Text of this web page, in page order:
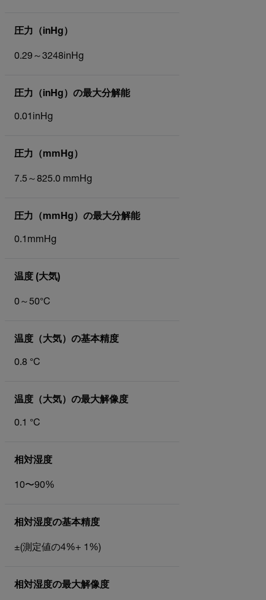
圧力（inHg）
0.29～3248inHg
圧力（inHg）の最大分解能
0.01inHg
圧力（mmHg）
7.5～825.0 mmHg
圧力（mmHg）の最大分解能
0.1mmHg
温度 (大気)
0～50°C
温度（大気）の基本精度
0.8 °C
温度（大気）の最大解像度
0.1 °C
相対湿度
10〜90%
相対湿度の基本精度
±(測定値の4%+ 1%)
相対湿度の最大解像度